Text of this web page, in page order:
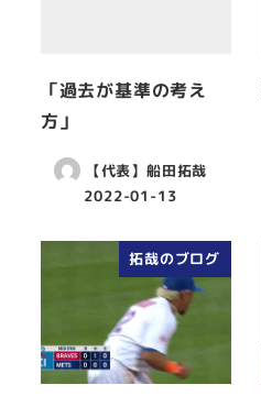
「過去が基準の考え
方」
【代表】船田拓哉
2022-01-13
拓哉のブログ